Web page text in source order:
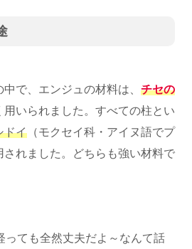
で、エンジュの材料は、 チセの
用いられました。すべての柱とい
ドイ （モクセイ科・アイヌ語でプ
されました。どちらも強い材料で
っても全然丈夫だよ～なんて話